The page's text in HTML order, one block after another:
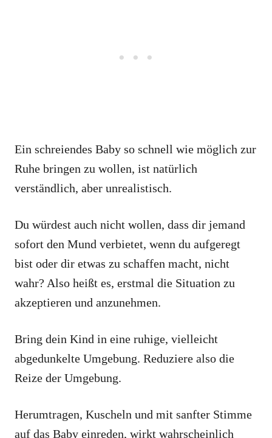
Ein schreiendes Baby so schnell wie möglich zur
Ruhe bringen zu wollen, ist natürlich
verständlich, aber unrealistisch.
Du würdest auch nicht wollen, dass dir jemand
sofort den Mund verbietet, wenn du aufgeregt
bist oder dir etwas zu schaffen macht, nicht
wahr? Also heißt es, erstmal die Situation zu
akzeptieren und anzunehmen.
Bring dein Kind in eine ruhige, vielleicht
abgedunkelte Umgebung. Reduziere also die
Reize der Umgebung.
Herumtragen, Kuscheln und mit sanfter Stimme
auf das Baby einreden, wirkt wahrscheinlich